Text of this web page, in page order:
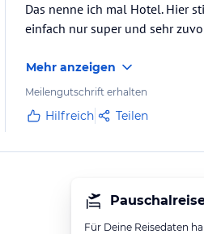
Das nenne ich mal Hotel. Hier
einfach nur super und sehr
Mehr anzeigen
Meilengutschrift erhalten
Hilfreich Teilen
Für Deine Reisedaten